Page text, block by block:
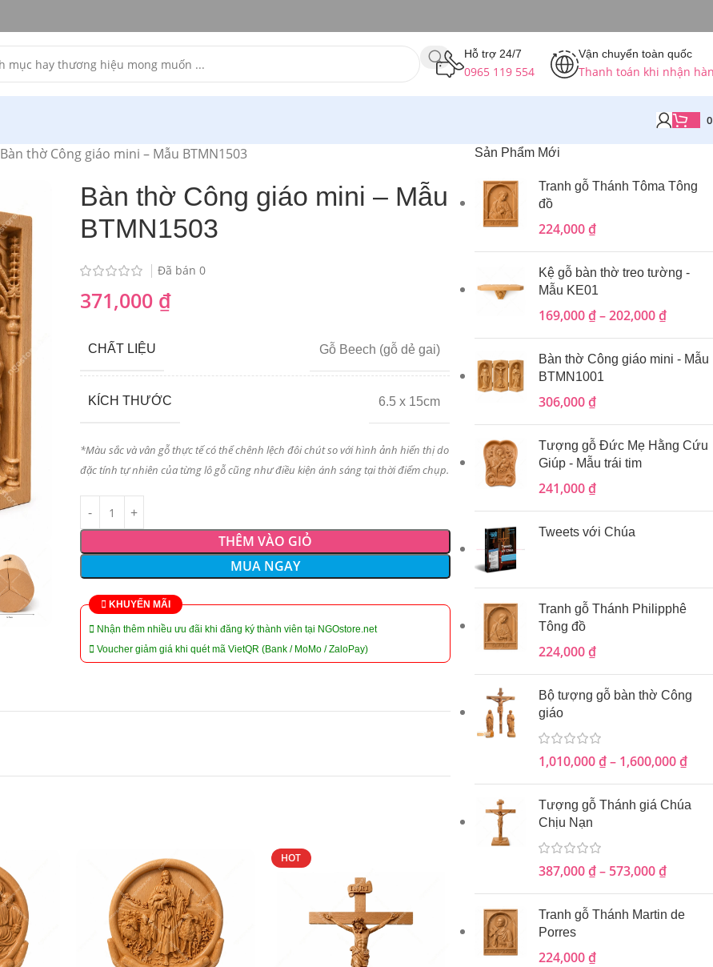
Hỗ trợ 24/7
0965 119 554
Vận chuyển toàn quốc
Thanh toán khi nhận
Bàn thờ Công giáo mini – Mẫu BTMN1503
Bàn thờ Công giáo mini – Mẫu
BTMN1503
Đã bán 0
371,000 ₫
CHẤT LIỆU Gỗ Beech (gỗ dẻ gai)
KÍCH THƯỚC 6.5 x 15cm
*Màu sắc và vân gỗ thực tế có thể chênh lệch đôi chút so với hình ảnh hiển thị do
đặc tính tự nhiên của từng lô gỗ cũng như điều kiện ánh sáng tại thời điểm chụp.
THÊM VÀO GIỎ
MUA NGAY
KHUYẾN MÃI
Nhận thêm nhiều ưu đãi khi đăng ký thành viên tại NGOstore.net
Voucher giảm giá khi quét mã VietQR (Bank / MoMo / ZaloPay)
HOT
Sản Phẩm Mới
Tranh gỗ Thánh Tôma Tông
đồ
224,000₫
Kệ gỗ bàn thờ treo tường -
Mẫu KE01
169,000₫ – 202,000₫
Bàn thờ Công giáo mini - Mẫu
BTMN1001
306,000₫
Tượng gỗ Đức Mẹ Hằng Cứu
Giúp - Mẫu trái tim
241,000₫
Tweets với Chúa
Tranh gỗ Thánh Philipphê
Tông đồ
224,000₫
Bộ tượng gỗ bàn thờ Công
giáo
1,010,000₫ – 1,600,000₫
Tượng gỗ Thánh giá Chúa
Chịu Nạn
387,000₫ – 573,000₫
Tranh gỗ Thánh Martin de
Porres
224,000₫